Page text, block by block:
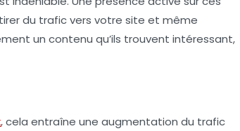
du trafic vers votre site et même
un contenu qu’ils trouvent intéressant,
, cela entraîne une augmentation du trafic